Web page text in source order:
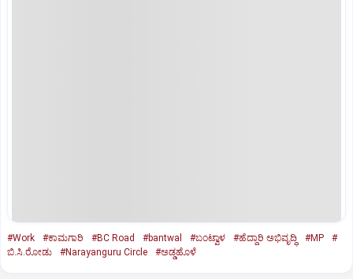
#Work #ಕಾಮಗಾರಿ #BC Road #bantwal #ಬಂಟ್ವಾಳ #ಹೆದ್ದಾರಿ ಅಭಿವೃದ್ಧಿ #MP
#
ಬಿ.ಸಿ.ರೋಡು
#Narayanguru Circle #ಅಡ್ಡಹೊಳೆ